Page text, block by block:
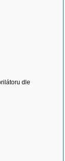
dle